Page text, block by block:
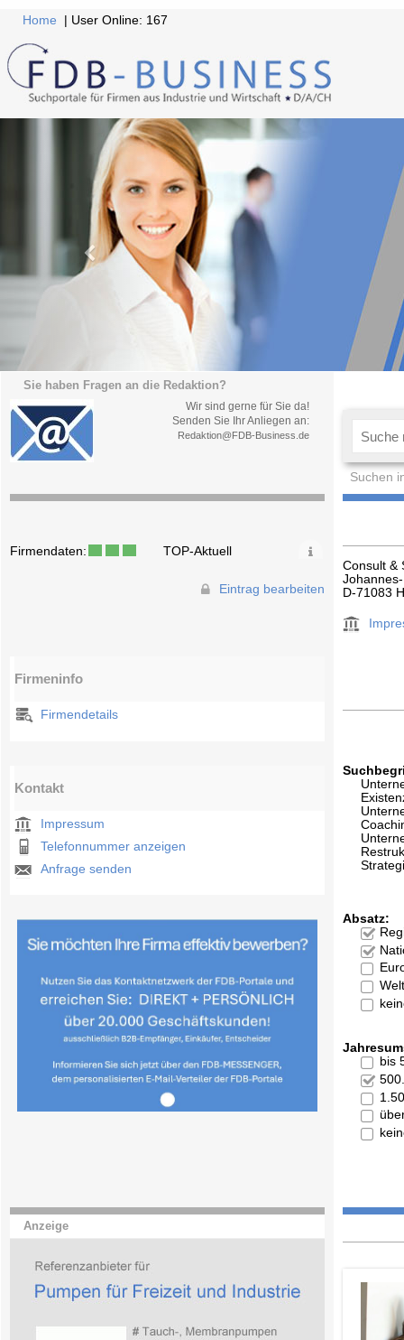
Home | User Online: 167
Sie haben Fragen an die Redaktion?
Wir sind gerne für Sie da!
Senden Sie Ihr Anliegen an:
Redaktion@FDB-Business.de
Suchen
Firmendaten: TOP-Aktuell
Eintrag bearbeiten
Firmeninfo
Firmendetails
Kontakt
Impressum
Telefonnummer anzeigen
Anfrage senden
Anzeige
Consult &
D-71083
Absatz:
bis